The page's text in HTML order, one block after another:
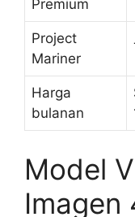
Premium
Project
Mariner
Harga
bulanan
Model
Imagen